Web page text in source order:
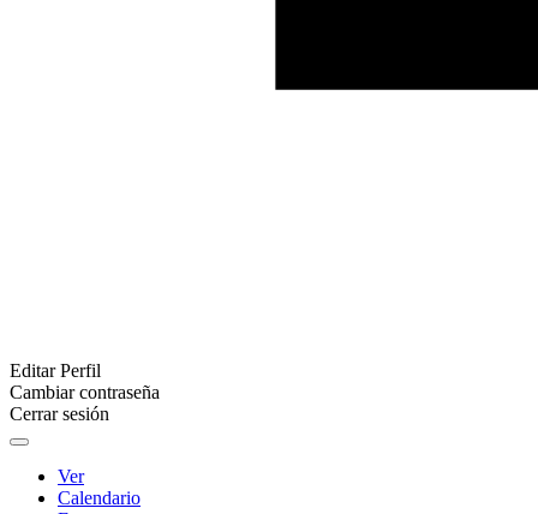
Editar Perfil
Cambiar contraseña
Cerrar sesión
Ver
Calendario